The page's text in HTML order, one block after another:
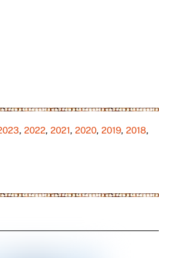
,2022,2021,2020,2019,2018,